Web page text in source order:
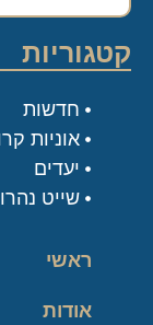
ראשי
אודות
קטגוריות
חדשות
אוניות
יעדים
שייט